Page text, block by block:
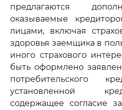
предлагаются
оказываемые
лицами, включая
здоровья заемщика в
иного страхового
быть оформлено
потребительского
установленной
содержащее согласие